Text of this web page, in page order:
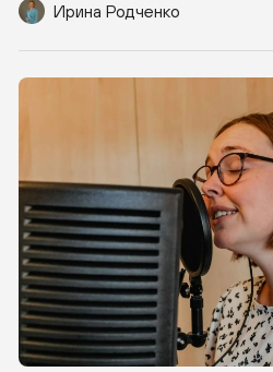
Ирина Родченко